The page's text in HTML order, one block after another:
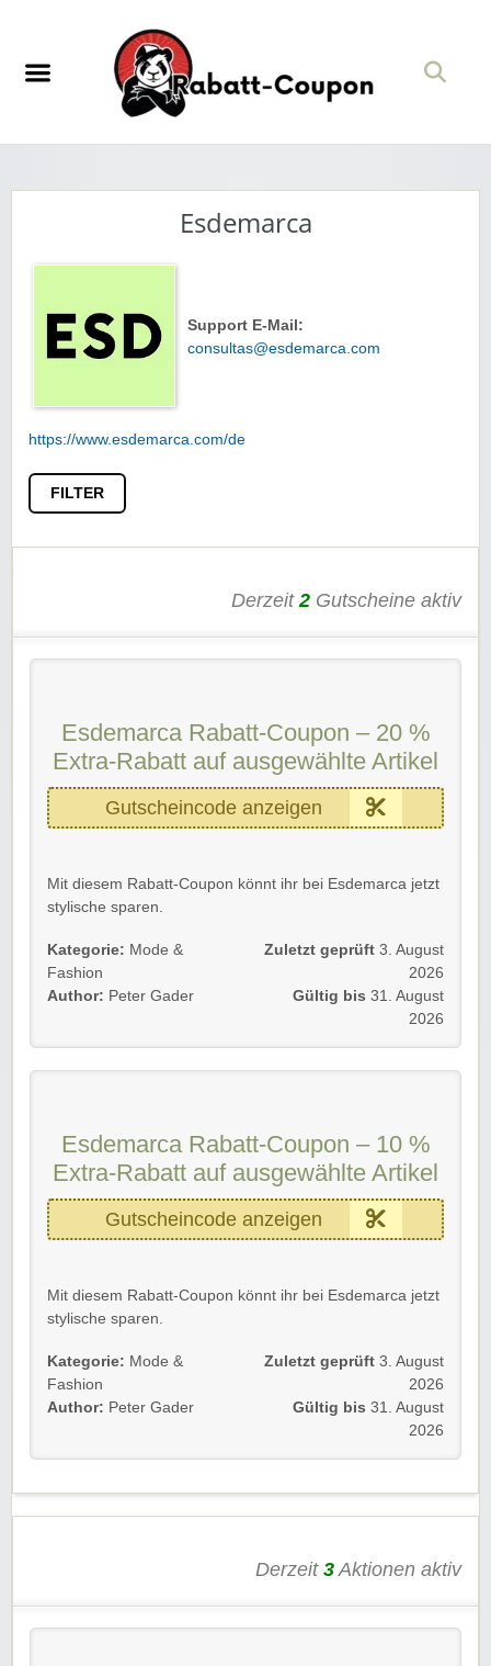
Esdemarca
Support E-Mail:
consultas@esdemarca.com
https://www.esdemarca.com/de
FILTER
Derzeit 2 Gutscheine aktiv
Esdemarca Rabatt-Coupon – 20 %
Extra-Rabatt auf ausgewählte Artikel
Gutscheincode anzeigen
Mit diesem Rabatt-Coupon könnt ihr bei Esdemarca jetzt
stylische sparen.
🏷️ Zusätzlich 20 % Extra-Rabatt im Warenkorb möglich
✨ Ideal für sportliche Looks, Alltag und Freizeit
🛍️ Rabatt wird im Warenkorb aktualisiert
Kategorie: Mode &
Fashion
Author: Peter Gader
Zuletzt geprüft 3. August
2026
Gültig bis 31. August
2026
Esdemarca Rabatt-Coupon – 10 %
Extra-Rabatt auf ausgewählte Artikel
Gutscheincode anzeigen
Mit diesem Rabatt-Coupon könnt ihr bei Esdemarca jetzt
stylische sparen.
🏷️ Zusätzlich 10 % Extra-Rabatt im Warenkorb möglich
✨ Ideal für sportliche Looks, Alltag und Freizeit
🛍️ Rabatt wird im Warenkorb aktualisiert
kräftig profitieren!
Kategorie: Mode &
Fashion
Author: Peter Gader
Zuletzt geprüft 3. August
2026
Gültig bis 31. August
2026
Derzeit 3 Aktionen aktiv